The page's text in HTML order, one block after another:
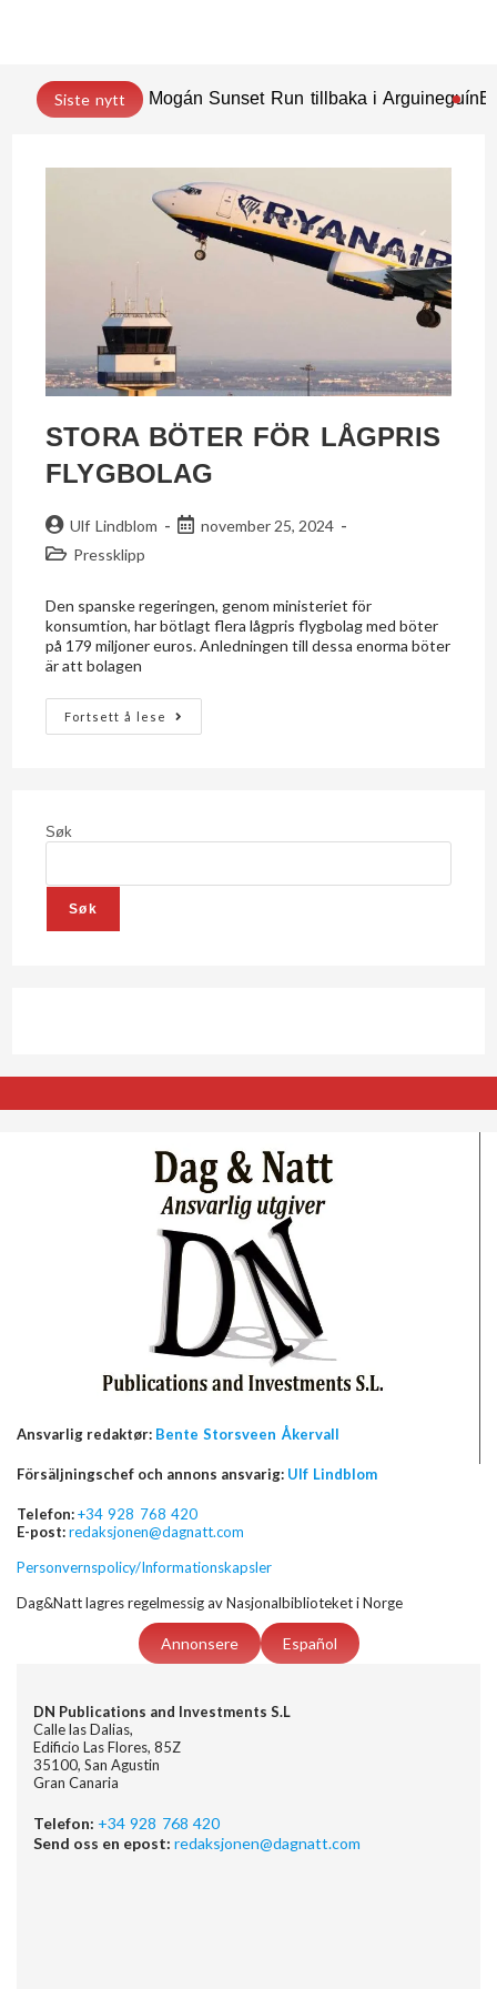
Siste nytt Mogán Sunset Run tillbaka i Arguineguín
STORA BÖTER FÖR LÅGPRIS
FLYGBOLAG
Ulf Lindblom
november 25, 2024
Pressklipp
Den spanske regeringen, genom ministeriet för
konsumtion, har bötlagt flera lågpris flygbolag med böter
på 179 miljoner euros. Anledningen till dessa enorma böter
är att bolagen
Fortsett å lese
Søk
Søk
Ansvarlig redaktør: Bente Storsveen Åkervall
Försäljningschef och annons ansvarig: Ulf Lindblom
Telefon:+34 928 768 420
E-post:redaksjonen@dagnatt.com
Personvernspolicy/Informationskapsler
Dag&Natt lagres regelmessig av Nasjonalbiblioteket i Norge
Annonsere Español
DN Publications and Investments S.L
Calle las Dalias,
Edificio Las Flores, 85Z
35100, San Agustin
Gran Canaria
Telefon: +34 928 768 420
Send oss en epost: redaksjonen@dagnatt.com